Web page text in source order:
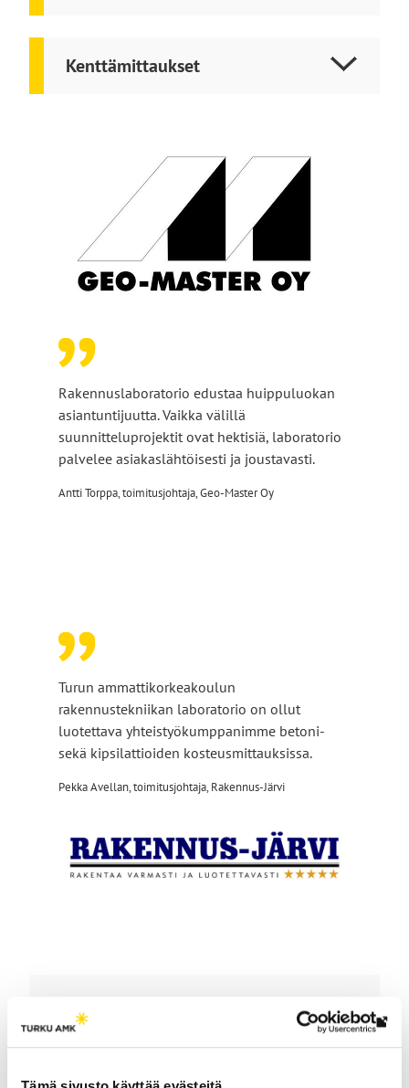
Kenttämittaukset
Rakennuslaboratorio edustaa huippuluokan
asiantuntijuutta. Vaikka välillä
suunnitteluprojektit ovat hektisiä, laboratorio
palvelee asiakaslähtöisesti ja joustavasti.
Antti Torppa, toimitusjohtaja, Geo-Master Oy
Turun ammattikorkeakoulun
rakennustekniikan laboratorio on ollut
luotettava yhteistyökumppanimme betoni-
sekä kipsilattioiden kosteusmittauksissa.
Pekka Avellan, toimitusjohtaja, Rakennus-Järvi
Ota yhteyttä, keskustellaan
lisää